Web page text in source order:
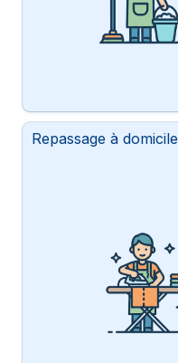
Repassage à domicile